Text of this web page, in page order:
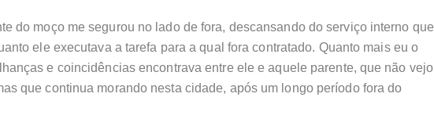
do moço me segurou no lado de fora, descansando do serviço interno que
ele executava a tarefa para a qual fora contratado. Quanto mais eu o
e coincidências encontrava entre ele e aquele parente, que não vejo
que continua morando nesta cidade, após um longo período fora do